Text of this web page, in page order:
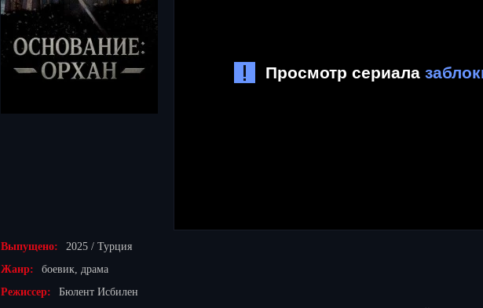
Выпущено:
2025 / Турция
Жанр:
боевик, драма
Режиссер:
Бюлент Исбилен